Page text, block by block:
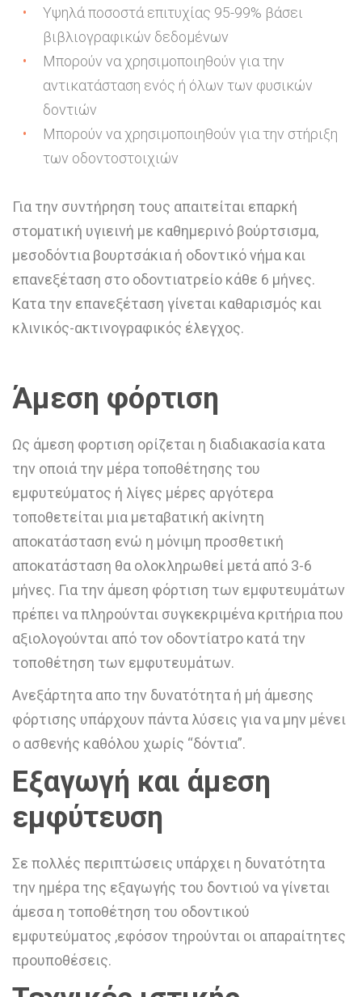
Υψηλά ποσοστά επιτυχίας 95-99% βάσει
βιβλιογραφικών δεδομένων
Μπορούν να χρησιμοποιηθούν για την
αντικατάσταση ενός ή όλων των φυσικών
δοντιών
Μπορούν να χρησιμοποιηθούν για την στήριξη
των οδοντοστοιχιών
Για την συντήρηση τους απαιτείται επαρκή
στοματική υγιεινή με καθημερινό βούρτσισμα,
μεσοδόντια βουρτσάκια ή οδοντικό νήμα και
επανεξέταση στο οδοντιατρείο κάθε 6 μήνες.
Κατα την επανεξέταση γίνεται καθαρισμός και
κλινικός-ακτινογραφικός έλεγχος.
Άμεση φόρτιση
Ως άμεση φορτιση ορίζεται η διαδιακασία κατα
την οποιά την μέρα τοποθέτησης του
εμφυτεύματος ή λίγες μέρες αργότερα
τοποθετείται μια μεταβατική ακίνητη
αποκατάσταση ενώ η μόνιμη προσθετική
αποκατάσταση θα ολοκληρωθεί μετά από 3-6
μήνες. Για την άμεση φόρτιση των εμφυτευμάτων
πρέπει να πληρούνται συγκεκριμένα κριτήρια που
αξιολογούνται από τον οδοντίατρο κατά την
τοποθέτηση των εμφυτευμάτων.
Ανεξάρτητα απο την δυνατότητα ή μή άμεσης
φόρτισης υπάρχουν πάντα λύσεις για να μην μένει
ο ασθενής καθόλου χωρίς “δόντια”.
Εξαγωγή και άμεση
εμφύτευση
Σε πολλές περιπτώσεις υπάρχει η δυνατότητα
την ημέρα της εξαγωγής του δοντιού να γίνεται
άμεσα η τοποθέτηση του οδοντικού
εμφυτεύματος ,εφόσον τηρούνται οι απαραίτητες
προυποθέσεις.